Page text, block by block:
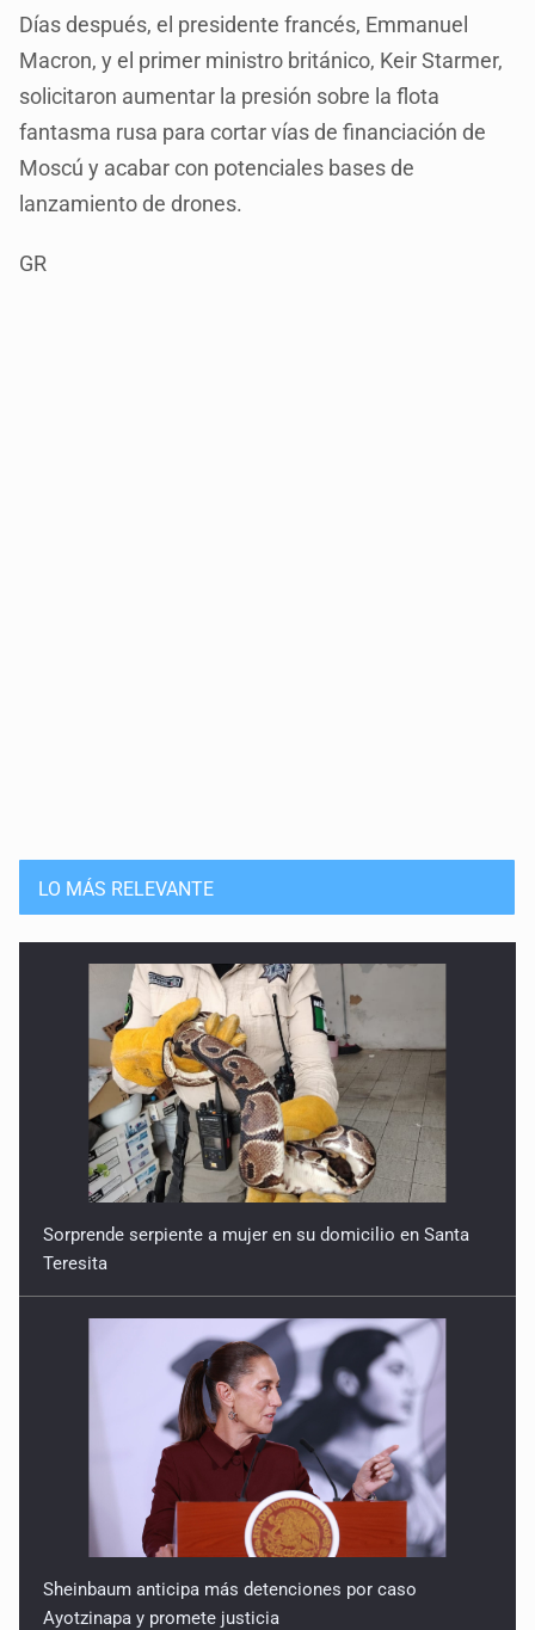
Días después, el presidente francés, Emmanuel
Macron, y el primer ministro británico, Keir Starmer,
solicitaron aumentar la presión sobre la flota
fantasma rusa para cortar vías de financiación de
Moscú y acabar con potenciales bases de
lanzamiento de drones.
GR
LO MÁS RELEVANTE
Sorprende serpiente a mujer en su domicilio en Santa
Teresita
Sheinbaum anticipa más detenciones por caso
Ayotzinapa y promete justicia